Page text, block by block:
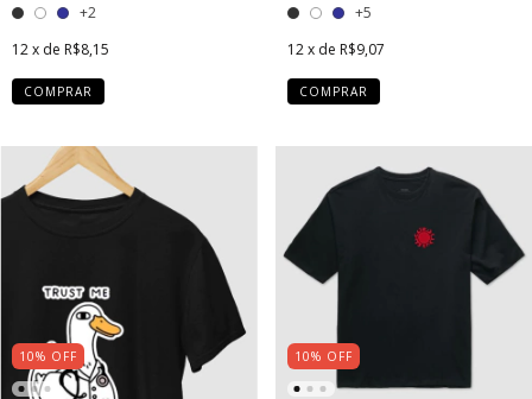
+2
12x de R$8,15
COMPRAR
+5
12 x de R$9,07
COMPRAR
10% OFF 10% OFF